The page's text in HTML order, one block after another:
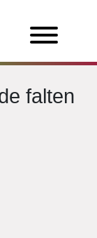
falten